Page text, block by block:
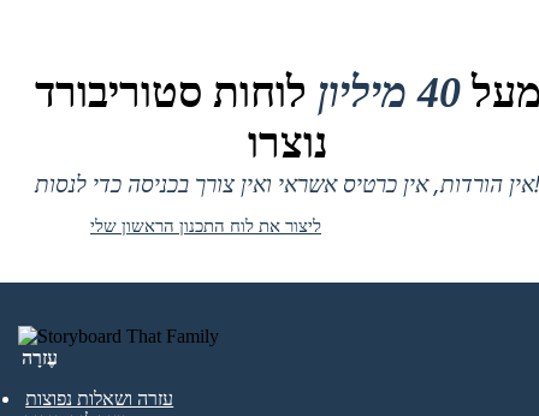
40 מיליון
לוחות סטוריבורד
נוצרו
אין הורדות, אין כרטיס אשראי ואין צורך בכניסה כדי לנסות!
ליצור את לוח התכנון הראשון שלי
עֶזרָה
עזרה ושאלות נפוצות